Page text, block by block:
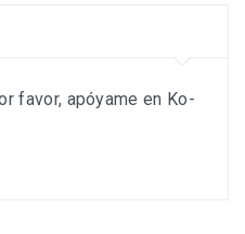
favor, apóyame en Ko-